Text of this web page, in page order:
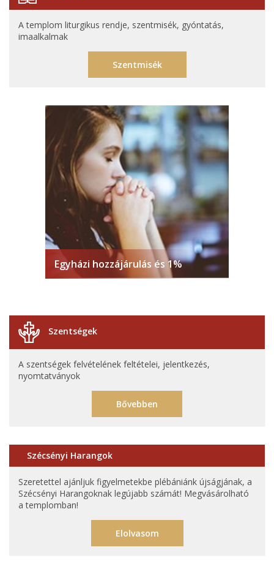
A templom liturgikus rendje, szentmisék, gyóntatás,
imaalkalmak
Szentmisék
Egyházi hozzájárulás és 1%
Szentségek
A szentségek felvételének feltételei, jelentkezés,
nyomtatványok
Bővebben
Szécsényi Harangok
Szeretettel ajánljuk figyelmetekbe plébániánk újságjának, a
Szécsényi Harangoknak legújabb számát! Megvásárolható
a templomban!
Elolvasom